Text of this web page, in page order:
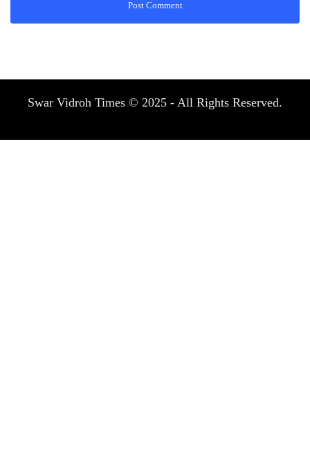
Swar Vidroh Times © 2025 - All Rights Reserved.